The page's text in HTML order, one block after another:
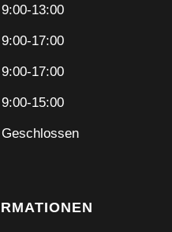
9:00-13:00
9:00-17:00
9:00-17:00
9:00-15:00
Geschlossen